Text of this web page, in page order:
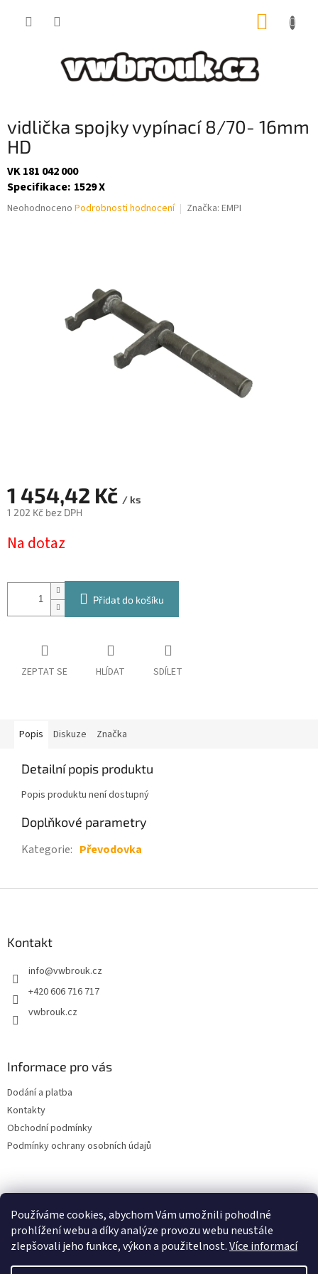
Používáme cookies, abychom Vám umožnili pohodlné
prohlížení webu a díky analýze provozu webu neustále
zlepšovali jeho funkce, výkon a použitelnost.Více informací
vidlička spojky vypínací 8/70- 16mm
HD
VK 181 042 000
Specifikace: 1529 X
Průměrné
Neohodnoceno Podrobnosti hodnocení Značka: EMPI
1 454,42 Kč / ks
1 202 Kč bez DPH
cena:
Na dotaz
Přidat do košíku
ZEPTAT SE HLÍDAT SDÍLET
Popis Diskuze Značka
Detailní popis produktu
Popis produktu není dostupný
Doplňkové parametry
Kategorie: Převodovka
Kontakt
info@vwbrouk.cz
+420 606 716 717
vwbrouk.cz
Informace pro vás
Dodání a platba
Kontakty
Obchodní podmínky
Podmínky ochrany osobních údajů